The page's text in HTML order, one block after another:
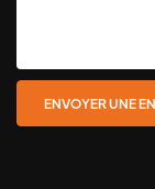
ENVOYER UNE